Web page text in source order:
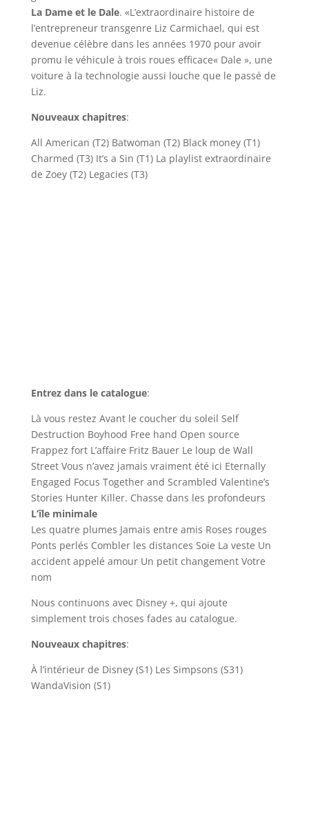
La Dame et le Dale. «L’extraordinaire histoire de
l’entrepreneur transgenre Liz Carmichael, qui est
devenue célèbre dans les années 1970 pour avoir
promu le véhicule à trois roues efficace« Dale », une
voiture à la technologie aussi louche que le passé de
Liz.
Nouveaux chapitres:
All American (T2) Batwoman (T2) Black money (T1)
Charmed (T3) It’s a Sin (T1) La playlist extraordinaire
de Zoey (T2) Legacies (T3)
Entrez dans le catalogue:
Là vous restez Avant le coucher du soleil Self
Destruction Boyhood Free hand Open source
Frappez fort L’affaire Fritz Bauer Le loup de Wall
Street Vous n’avez jamais vraiment été ici Eternally
Engaged Focus Together and Scrambled Valentine’s
Stories Hunter Killer. Chasse dans les profondeurs
L’île minimale
Les quatre plumes Jamais entre amis Roses rouges
Ponts perlés Combler les distances Soie La veste Un
accident appelé amour Un petit changement Votre
nom
Nous continuons avec Disney +, qui ajoute
simplement trois choses fades au catalogue.
Nouveaux chapitres:
À l’intérieur de Disney (S1) Les Simpsons (S31)
WandaVision (S1)